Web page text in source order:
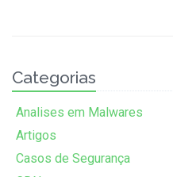
Categorias
Analises em Malwares
Artigos
Casos de Segurança